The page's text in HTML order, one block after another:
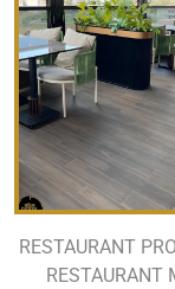
RESTAURANT
RESTAURANT